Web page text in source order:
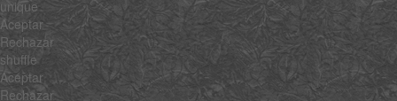
unique
Aceptar
Rechazar
shuffle
Aceptar
Rechazar